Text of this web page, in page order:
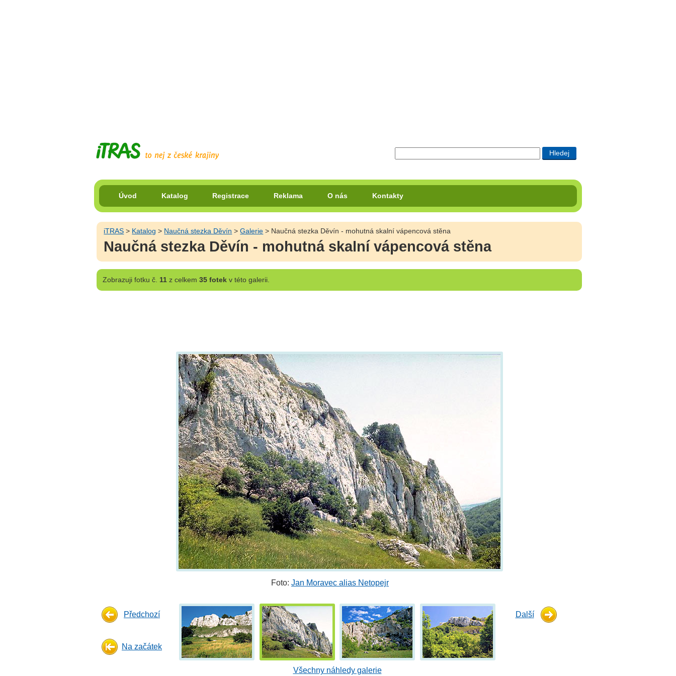
Úvod Katalog Registrace Reklama O nás Kontakty
iTRAS > Katalog > Naučná stezka Děvín >Galerie > Naučná stezka Děvín - mohutná skalní vápencová stěna
Naučná stezka Děvín - mohutná skalní vápencová stěna
Zobrazujifotku č. 11z celkem 35 fotekv této galerii.
Foto: Jan Moravec alias Netopejr
Předchozí
Na začátek
Všechny náhledy galerie
Další